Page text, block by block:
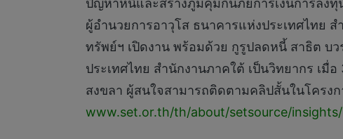
ปัญหาหนี้และสร้างภูมิคุ้มกันภัยการเงินการลง
ผู้อำนวยการอาวุโส ธนาคารแห่งประเทศไทย
ทรัพย์ฯ เปิดงาน พร้อมด้วย กูรูปลดหนี้ สาธิต บ
ประเทศไทย สำนักงานภาคใต้ เป็นวิทยากร เมื่
สงขลา ผู้สนใจสามารถติดตามคลิปสั้นในโครง
www.set.or.th/th/about/setsource/